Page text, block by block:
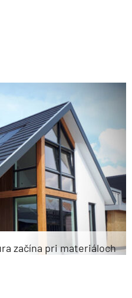
začína pri materiáloch